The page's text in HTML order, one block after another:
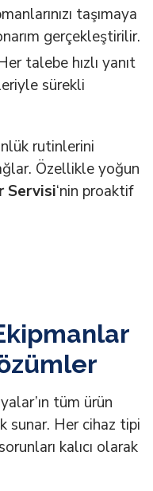
taşımaya
gerçekleştirilir.
talebe hızlı yanıt
sürekli
rutinlerini
Özellikle yoğun
Servisi‘nin proaktif
tüm ürün
sunar. Her cihaz tipi
kalıcı olarak